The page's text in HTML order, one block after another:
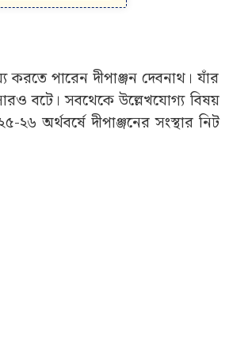
করতে পারেন দীপাঞ্জন দেবনাথ। যাঁর
বটে। সবথেকে উল্লেখযোগ্য বিষয়
২৬ অর্থবর্ষে দীপাঞ্জনের সংস্থার নিট